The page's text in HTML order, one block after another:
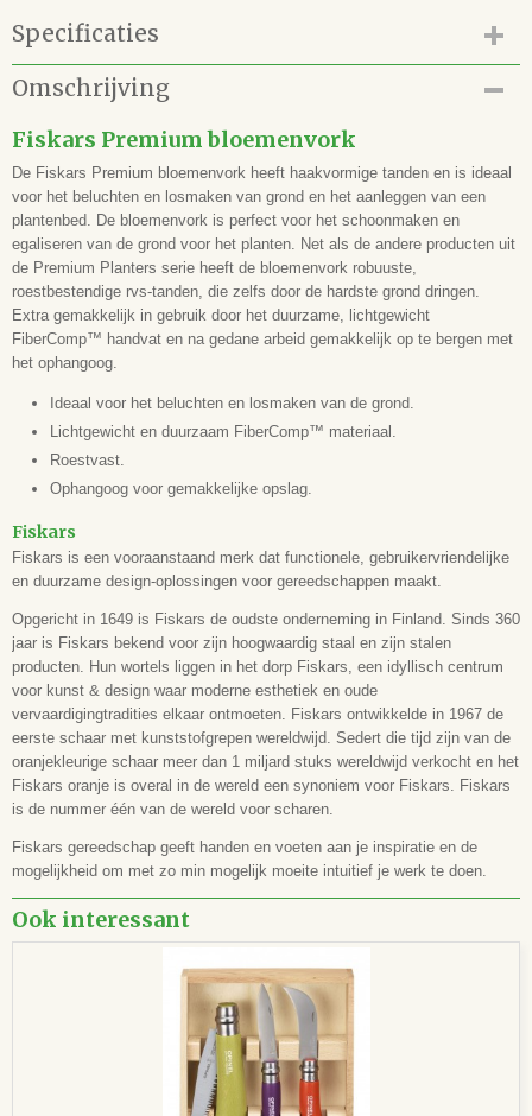
Specificaties
Productcode
67.116.100
EAN code
Omschrijving
Fiskars Premium bloemenvork
De Fiskars Premium bloemenvork heeft haakvormige tanden en is ideaal
voor het beluchten en losmaken van grond en het aanleggen van een
plantenbed. De bloemenvork is perfect voor het schoonmaken en
egaliseren van de grond voor het planten. Net als de andere producten uit
de Premium Planters serie heeft de bloemenvork robuuste,
roestbestendige rvs-tanden, die zelfs door de hardste grond dringen.
Extra gemakkelijk in gebruik door het duurzame, lichtgewicht
FiberComp™ handvat en na gedane arbeid gemakkelijk op te bergen met
het ophangoog.
Ideaal voor het beluchten en losmaken van de grond.
Lichtgewicht en duurzaam FiberComp™ materiaal.
Roestvast.
Ophangoog voor gemakkelijke opslag.
Fiskars
Fiskars is een vooraanstaand merk dat functionele, gebruikervriendelijke
en duurzame design-oplossingen voor gereedschappen maakt.
Opgericht in 1649 is Fiskars de oudste onderneming in Finland. Sinds 360
jaar is Fiskars bekend voor zijn hoogwaardig staal en zijn stalen
producten. Hun wortels liggen in het dorp Fiskars, een idyllisch centrum
voor kunst & design waar moderne esthetiek en oude
vervaardigingtradities elkaar ontmoeten. Fiskars ontwikkelde in 1967 de
eerste schaar met kunststofgrepen wereldwijd. Sedert die tijd zijn van de
oranjekleurige schaar meer dan 1 miljard stuks wereldwijd verkocht en het
Fiskars oranje is overal in de wereld een synoniem voor Fiskars. Fiskars
is de nummer één van de wereld voor scharen.
Fiskars gereedschap geeft handen en voeten aan je inspiratie en de
mogelijkheid om met zo min mogelijk moeite intuitief je werk te doen.
Ook interessant